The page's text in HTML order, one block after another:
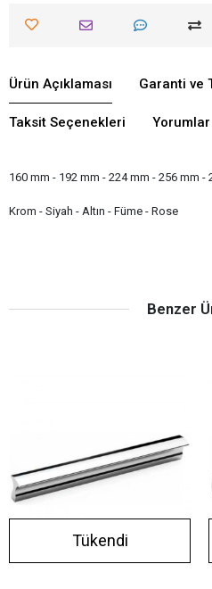
Ürün Açıklaması Garanti ve
Taksit Seçenekleri Yorumlar
160 mm - 192 mm - 224 mm - 256 mm -
Krom - Siyah - Altın - Füme - Rose
Benzer
Tükendi